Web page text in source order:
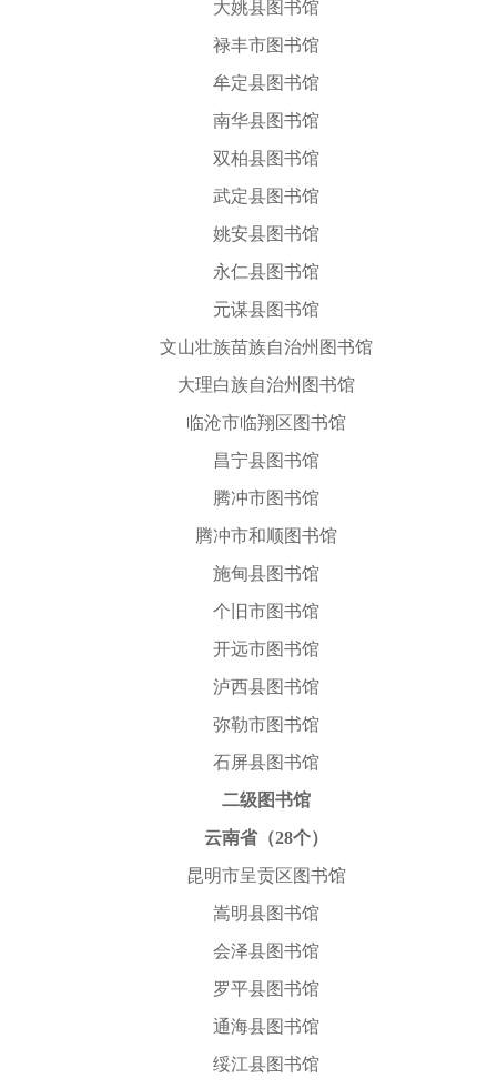
大姚县图书馆
禄丰市图书馆
牟定县图书馆
南华县图书馆
双柏县图书馆
武定县图书馆
姚安县图书馆
永仁县图书馆
元谋县图书馆
文山壮族苗族自治州图书馆
大理白族自治州图书馆
临沧市临翔区图书馆
昌宁县图书馆
腾冲市图书馆
腾冲市和顺图书馆
施甸县图书馆
个旧市图书馆
开远市图书馆
泸西县图书馆
弥勒市图书馆
石屏县图书馆
二级图书馆
云南省（28个）
昆明市呈贡区图书馆
嵩明县图书馆
会泽县图书馆
罗平县图书馆
通海县图书馆
绥江县图书馆